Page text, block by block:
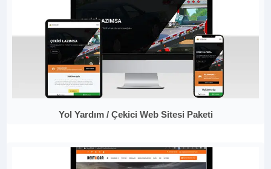
Yol Yardım / Çekici Web Sitesi Paketi